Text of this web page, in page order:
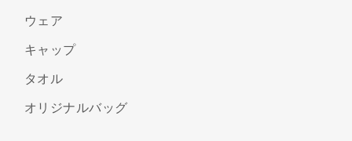
ウェア
キャップ
タオル
オリジナルバッグ